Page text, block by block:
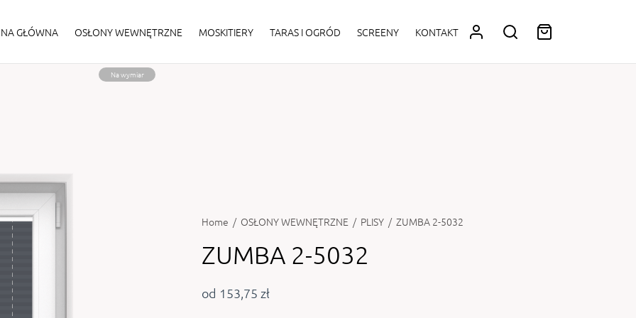
GŁÓWNA OSŁONY WEWNĘTRZNE MOSKITIERY TARAS I OGRÓD SCREENY KONTAKT
Na wymiar
Home / OSŁONY WEWNĘTRZNE / PLISY / ZUMBA 2-5032
ZUMBA 2-5032
od 153,75 zł